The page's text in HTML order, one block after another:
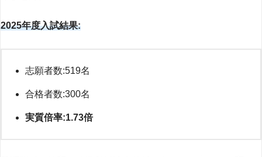
2025年度入試結果:
志願者数:519名
合格者数:300名
実質倍率:1.73倍